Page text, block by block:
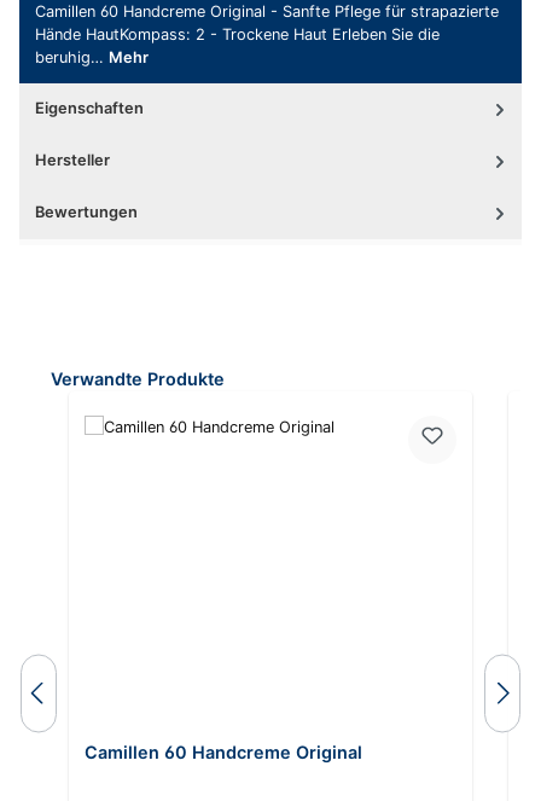
Camillen 60 Handcreme Original - Sanfte Pflege für strapazierte
Hände HautKompass: 2 - Trockene Haut Erleben Sie die
beruhig… Mehr
Eigenschaften
Hersteller
Bewertungen
Produktgalerie überspringen
Verwandte Produkte
Camillen 60 Handcreme Original